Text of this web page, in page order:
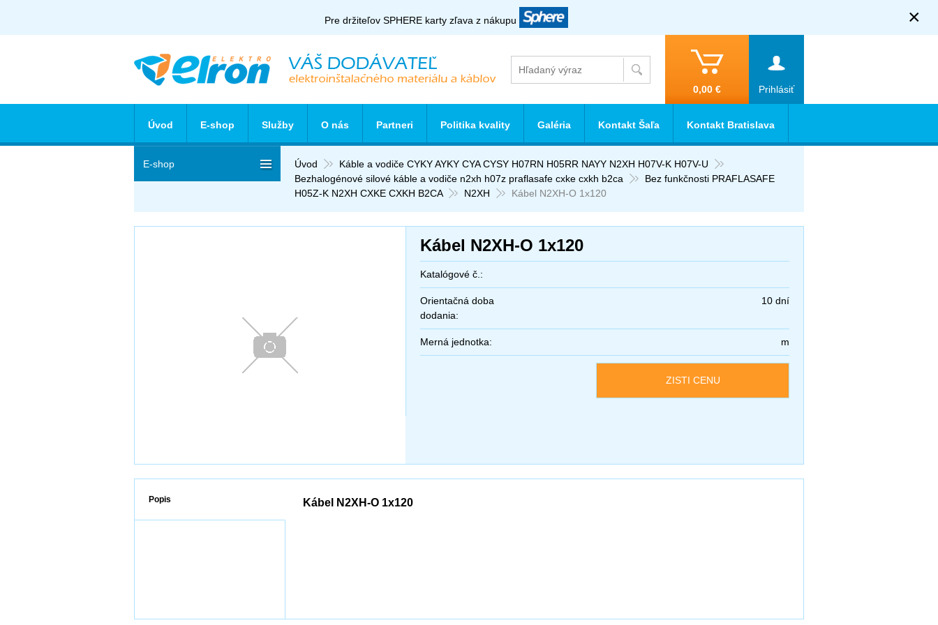
Pre držiteľov SPHERE karty zľava z nákupu ×
Prihlásiť
0,00 €
Úvod
Káble a vodiče CYKY AYKY CYA CYSY H07RN H05RR NAYY N2XH H07V-K H07V-U
Bezhalogénové silové káble a vodiče n2xh h07z praflasafe cxke cxkh b2ca
Bez funkčnosti PRAFLASAFE
H05Z-K N2XH CXKE CXKH B2CA
N2XH Kábel N2XH-O 1x120
Kábel N2XH-O 1x120
Katalógové č.:
Orientačná doba
dodania:
10 dní
Merná jednotka: m
ZISTI CENU
Popis Kábel N2XH-O 1x120
E-shop
Úvod E-shop Služby O nás Partneri Politika kvality Galéria Kontakt Šaľa Kontakt Bratislava